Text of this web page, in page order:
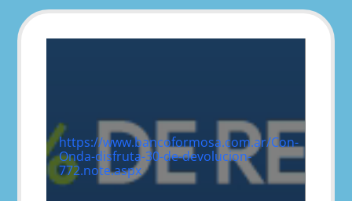
https://www.bancoformosa.com.ar/Con-
Onda-disfruta-30-de-devolucion-
772.note.aspx